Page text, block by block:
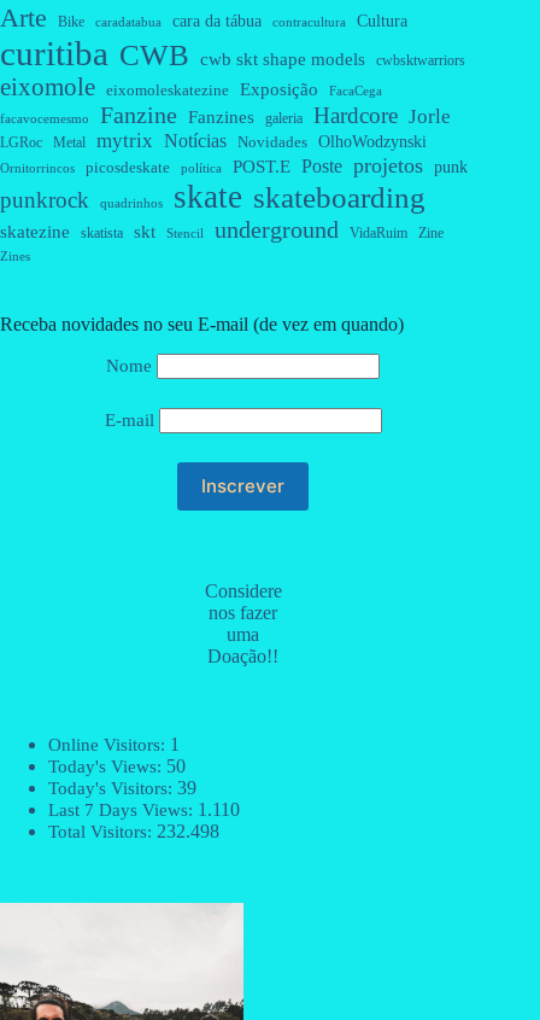
Arte Bike caradatabua cara da tábua contracultura Cultura
curitiba CWB cwb skt shape models cwbsktwarriors
eixomole eixomoleskatezine Exposição FacaCega
facavocemesmo Fanzine Fanzines galeria Hardcore Jorle
LGRoc Metal mytrix Notícias Novidades OlhoWodzynski
Ornitorrincos picosdeskate política POST.E Poste projetos punk
punkrock quadrinhos skate skateboarding
skatezine skatista skt Stencil underground VidaRuim Zine
Zines
Receba novidades no seu E-mail (de vez em quando)
Nome
E-mail
Considere
nos fazer
uma
Doação!!
Online Visitors: 1
Today's Views: 50
Today's Visitors: 39
Last 7 Days Views: 1.110
Total Visitors: 232.498